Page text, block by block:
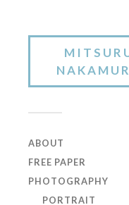
ABOUT
FREE PAPER
PHOTOGRAPHY
PORTRAIT